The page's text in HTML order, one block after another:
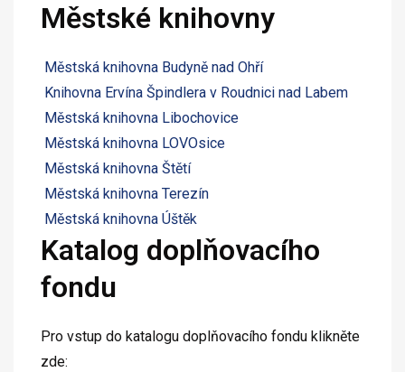
Městské knihovny
Městská knihovna Budyně nad Ohří
Knihovna Ervína Špindlera v Roudnici nad Labem
Městská knihovna Libochovice
Městská knihovna LOVOsice
Městská knihovna Štětí
Městská knihovna Terezín
Městská knihovna Úštěk
Katalog doplňovacího
fondu
Pro vstup do katalogu doplňovacího fondu klikněte
zde: